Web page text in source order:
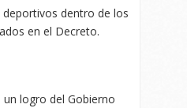
dentro de los
en el Decreto.
logro del Gobierno